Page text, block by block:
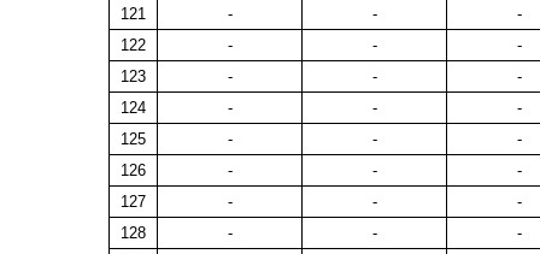
121
- -
-
122
- -
-
123
- -
-
124
- -
-
125
- -
-
126
- -
-
127
- -
-
128
- -
-